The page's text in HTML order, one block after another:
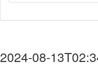
2024-08-